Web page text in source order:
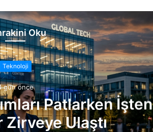
Oku
Teknoloji
gün önce
Patlarken İşten
Zirveye Ulaştı